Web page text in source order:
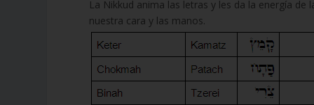
La Nikkud anima las letras y les da la energía
nuestra cara y las manos.